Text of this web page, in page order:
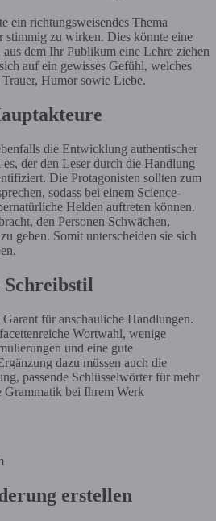
ein richtungsweisendes Thema
stimmig zu wirken. Dies könnte eine
dem Ihr Publikum eine Lehre ziehen
auf ein gewisses Gefühl, welches
Humor sowie Liebe.
die Entwicklung authentischer
der den Leser durch die Handlung
Die Protagonisten sollten zum
sodass bei einem Science-
Helden auftreten können.
den Personen Schwächen,
geben. Somit unterscheiden sie sich
Schreibstil
für anschauliche Handlungen.
Wortwahl, wenige
und eine gute
dazu müssen auch die
passende Schlüsselwörter für mehr
Grammatik bei Ihrem Werk
erstellen